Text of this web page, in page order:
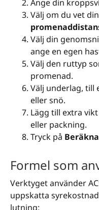
Ange din
Välj om du vet din
Välj din
ange en egen
Välj den ruttyp
promenad.
Välj underlag, till
eller snö.
Lägg till extra
eller packning.
Tryck på
Formel som
Verktyget använder
uppskatta
lutning: